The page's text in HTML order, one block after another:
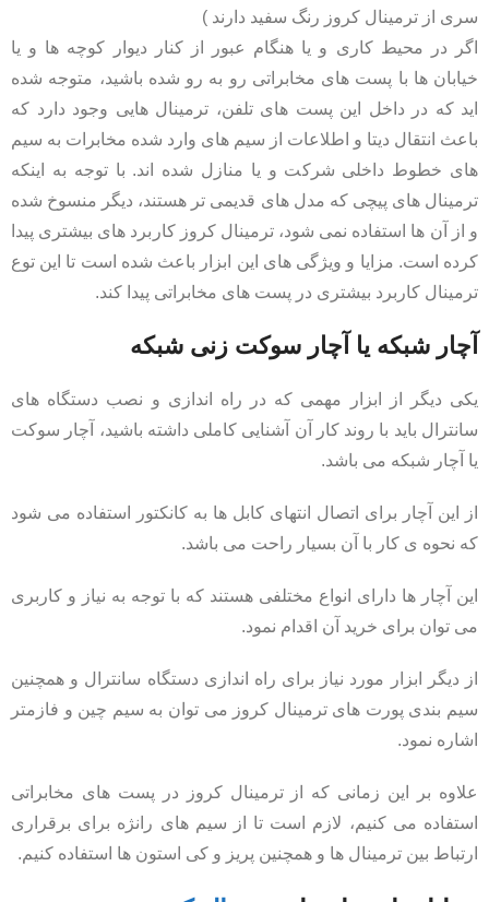
سری از ترمینال کروز رنگ سفید دارند )
اگر در محیط کاری و یا هنگام عبور از کنار دیوار کوچه ها و یا
خیابان ها با پست های مخابراتی رو به رو شده باشید، متوجه شده
اید که در داخل این پست های تلفن، ترمینال هایی وجود دارد که
باعث انتقال دیتا و اطلاعات از سیم های وارد شده مخابرات به سیم
های خطوط داخلی شرکت و یا منازل شده اند. با توجه به اینکه
ترمینال های پیچی که مدل های قدیمی تر هستند، دیگر منسوخ شده
و از آن ها استفاده نمی شود، ترمینال کروز کاربرد های بیشتری پیدا
کرده است. مزایا و ویژگی های این ابزار باعث شده است تا این توع
ترمینال کاربرد بیشتری در پست های مخابراتی پیدا کند.
آچار شبکه یا آچار سوکت زنی شبکه
یکی دیگر از ابزار مهمی که در راه اندازی و نصب دستگاه های
سانترال باید با روند کار آن آشنایی کاملی داشته باشید، آچار سوکت
یا آچار شبکه می باشد.
از این آچار برای اتصال انتهای کابل ها به کانکتور استفاده می شود
که نحوه ی کار با آن بسیار راحت می باشد.
این آچار ها دارای انواع مختلفی هستند که با توجه به نیاز و کاربری
می توان برای خرید آن اقدام نمود.
از دیگر ابزار مورد نیاز برای راه اندازی دستگاه سانترال و همچنین
سیم بندی پورت های ترمینال کروز می توان به سیم چین و فازمتر
اشاره نمود.
علاوه بر این زمانی که از ترمینال کروز در پست های مخابراتی
استفاده می کنیم، لازم است تا از سیم های رانژه برای برقراری
ارتباط بین ترمینال ها و همچنین پریز و کی استون ها استفاده کنیم.